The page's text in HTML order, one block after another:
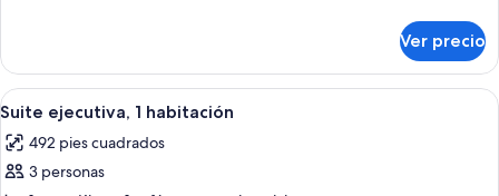
Club,
habitación
Ver precio
Abrir
todas
las
fotos
Una habitación de hotel con sofá,
7
Suite ejecutiva, 1 habitación
492 pies cuadrados
3 personas